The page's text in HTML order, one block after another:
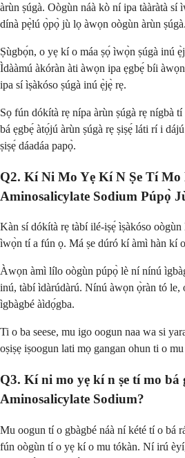
àrùn ṣúgà. Oògùn náà kò ní ipa tààràtà sí
dínà pẹ̀lú ọ̀pọ̀ jù lọ àwọn oògùn àrùn ṣúgà.
Ṣùgbọ́n, o yẹ kí o máa ṣọ́ ìwọ̀n ṣúgà inú
Ìdààmú àkóràn àti àwọn ipa ẹgbẹ́ bíi
ipa sí ìṣàkóso ṣúgà inú ẹ̀jẹ̀ rẹ.
Sọ fún dókítà rẹ nípa àrùn ṣúgà rẹ nígbà
bá ẹgbẹ́ àtọ́jú àrùn ṣúgà rẹ ṣiṣẹ́ láti rí i
ṣiṣẹ́ dáadáa papọ̀.
Q2. Kí Ni Mo Yẹ Kí N Ṣe Tí Mo
Aminosalicylate Sodium Púpọ̀
Kàn sí dókítà rẹ tàbí ilé-iṣẹ́ ìṣàkóso
ìwọ̀n tí a fún ọ. Má ṣe dúró kí àmì hàn kí
Àwọn àmì lílo oògùn púpọ̀ lè ní nínú
inú, tàbí ìdàrúdàrú. Nínú àwọn ọ̀ràn tó le,
ìgbàgbé àìdọ́gba.
Ti o ba seese, mu igo oogun naa wa si
oṣiṣẹ iṣoogun lati mọ gangan ohun ti o
Q3. Kí ni mo yẹ kí n ṣe tí mo bá
Aminosalicylate Sodium?
Mu oogun tí o gbàgbé náà ní kété tí o bá
fún oògùn tí o yẹ kí o mu tókàn. Ní irú